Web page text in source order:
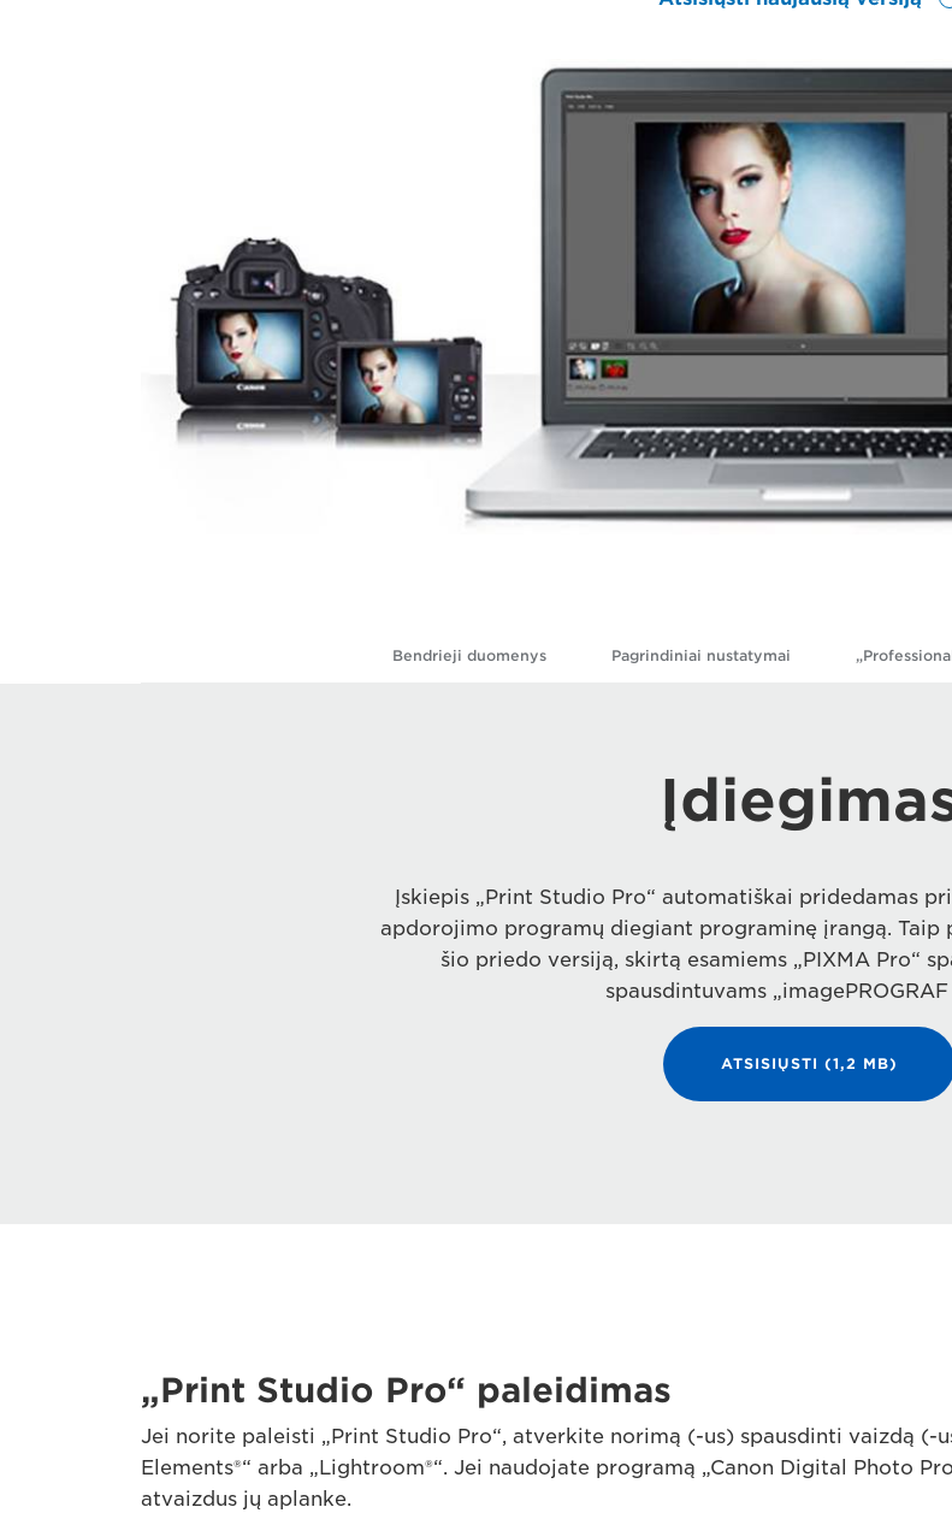
Bendrieji duomenys Pagrindiniai nustatymai
Įskiepis „Print Studio Pro“ automatiškai pridedamas
apdorojimo programų diegiant programinę įrangą. Taip
šio priedo versiją, skirtą esamiems „PIXMA Pro“
spausdintuvams „imagePROGRAF
ATSISIŲSTI (1,2 MB)
„Print Studio Pro“ paleidimas
Jei norite paleisti „Print Studio Pro“, atverkite norimą (-us) spausdinti vaizdą (-
Elements®“ arba „Lightroom®“. Jei naudojate programą „Canon Digital Photo
atvaizdus jų aplanke.